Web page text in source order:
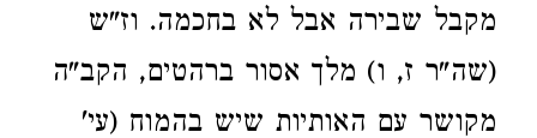
מקבל שבירה אבל לא בחכמה. וז"ש
(שה"ר ז, ו) מלך אסור ברהטים, הקב"ה
מקושר עם האותיות שיש בהמוח (עי'